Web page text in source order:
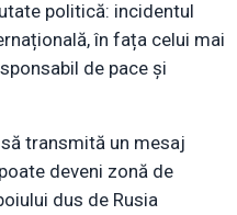
politică: incidentul
în fața celui mai
de pace și
transmită un mesaj
deveni zonă de
dus de Rusia